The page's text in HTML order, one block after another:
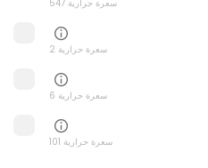
New York Maki
405 سعرة حرارية
547 سعرة حرارية
2 سعرة حرارية
6 سعرة حرارية
101 سعرة حرارية